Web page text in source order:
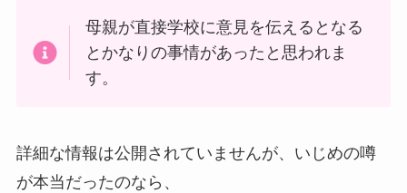
母親が直接学校に意見を伝えるとなる
とかなりの事情があったと思われま
す。
詳細な情報は公開されていませんが、いじめの噂
が本当だったのなら、